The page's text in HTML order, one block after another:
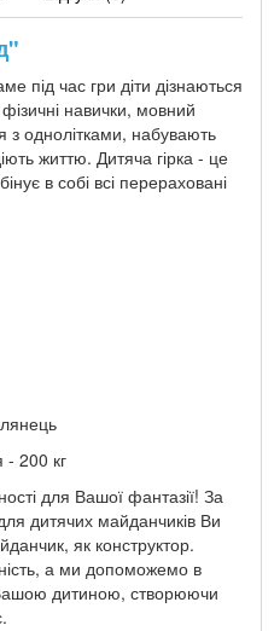
під час гри діти дізнаються
навички, мовний
з однолітками, набувають
життю. Дитяча гірка - це
в собі всі перераховані
200 кг
для Вашої фантазії! За
дитячих майданчиків Ви
як конструктор.
а ми допоможемо в
Вашою дитиною, створюючи